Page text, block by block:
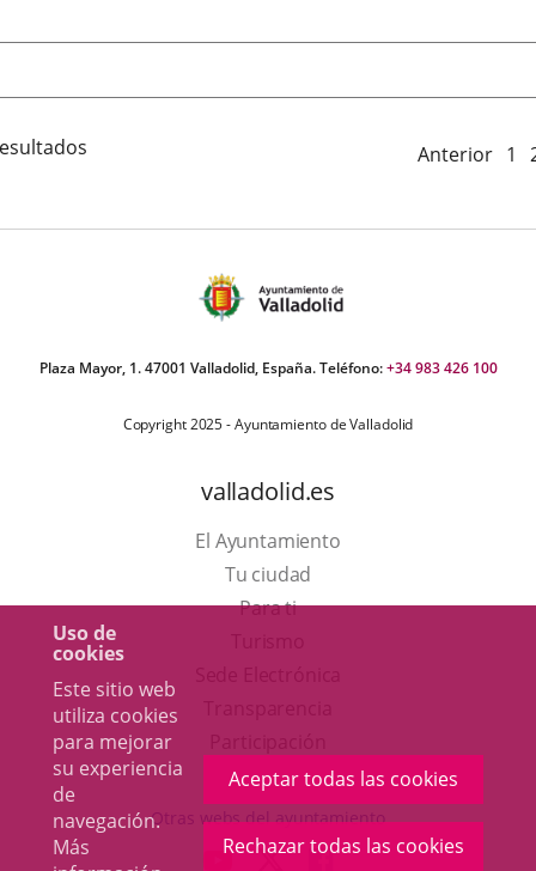
Uso de
cookies
Este sitio web
utiliza cookies
para mejorar
su experiencia
de
navegación.
Más
Aceptar todas las cookies
Rechazar todas las cookies
Anterior 1
Plaza Mayor, 1. 47001 Valladolid, España. Teléfono:+34 983 426 100
Copyright 2025 - Ayuntamiento de Valladolid
valladolid.es
El Ayuntamiento
Tu ciudad
Para ti
en
una
ventana
aplicación
externa.
Otras webs del ayuntamiento
ENLACEENLACEENLACE